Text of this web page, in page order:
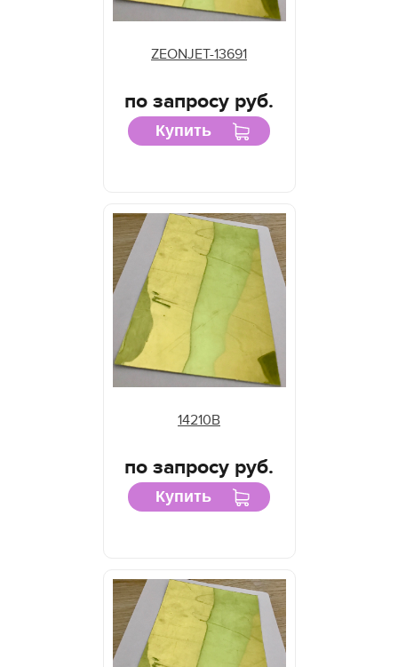
ZEONJET-13691
по запросу руб.
Купить
14210B
по запросу руб.
Купить